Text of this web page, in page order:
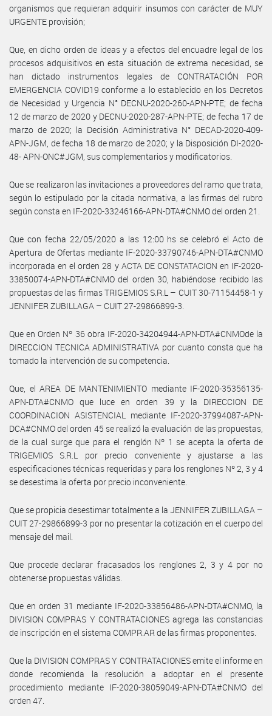
organismos que requieran adquirir insumos con carácter de MUY
URGENTE provisión;
Que, en dicho orden de ideas y a efectos del encuadre legal de los
procesos adquisitivos en esta situación de extrema necesidad, se
han dictado instrumentos legales de CONTRATACIÓN POR
EMERGENCIA COVID19 conforme a lo establecido en los Decretos
de Necesidad y Urgencia N° DECNU-2020-260-APN-PTE; de fecha
12 de marzo de 2020 y DECNU-2020-287-APN-PTE; de fecha 17 de
marzo de 2020; la Decisión Administrativa N° DECAD-2020-409-
APN-JGM, de fecha 18 de marzo de 2020; y la Disposición DI-2020-
48- APN-ONC#JGM, sus complementarios y modificatorios.
Que se realizaron las invitaciones a proveedores del ramo que trata,
según lo estipulado por la citada normativa, a las firmas del rubro
según consta en IF-2020-33246166-APN-DTA#CNMO del orden 21.
Que con fecha 22/05/2020 a las 12:00 hs se celebró el Acto de
Apertura de Ofertas mediante IF-2020-33790746-APN-DTA#CNMO
incorporada en el orden 28 y ACTA DE CONSTATACION en IF-2020-
33850074-APN-DTA#CNMO del orden 30, habiéndose recibido las
propuestas de las firmas TRIGEMIOS S.R.L – CUIT 30-71154458-1 y
JENNIFER ZUBILLAGA – CUIT 27-29866899-3.
Que en Orden Nº 36 obra IF-2020-34204944-APN-DTA#CNMOde la
DIRECCION TECNICA ADMINISTRATIVA por cuanto consta que ha
tomado la intervención de su competencia.
Que, el AREA DE MANTENIMIENTO mediante IF-2020-35356135-
APN-DTA#CNMO que luce en orden 39 y la DIRECCION DE
COORDINACION ASISTENCIAL mediante IF-2020-37994087-APN-
DCA#CNMO del orden 45 se realizó la evaluación de las propuestas,
de la cual surge que para el renglón Nº 1 se acepta la oferta de
TRIGEMIOS S.R.L por precio conveniente y ajustarse a las
especificaciones técnicas requeridas y para los renglones Nº 2, 3 y 4
se desestima la oferta por precio inconveniente.
Que se propicia desestimar totalmente a la JENNIFER ZUBILLAGA –
CUIT 27-29866899-3 por no presentar la cotización en el cuerpo del
mensaje del mail.
Que procede declarar fracasados los renglones 2, 3 y 4 por no
obtenerse propuestas válidas.
Que en orden 31 mediante IF-2020-33856486-APN-DTA#CNMO, la
DIVISION COMPRAS Y CONTRATACIONES agrega las constancias
de inscripción en el sistema COMPR.AR de las firmas proponentes.
Que la DIVISION COMPRAS Y CONTRATACIONES emite el informe en
donde recomienda la resolución a adoptar en el presente
procedimiento mediante IF-2020-38059049-APN-DTA#CNMO del
orden 47.